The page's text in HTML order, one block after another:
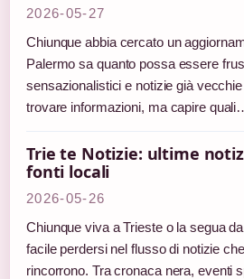
2026-05-27
Chiunque abbia cercato un
Palermo sa quanto possa essere
sensazionalistici e notizie già
trovare informazioni, ma capire
Trie te Notizie: ultime
fonti locali
2026-05-26
Chiunque viva a Trieste o la segua
facile perdersi nel flusso di notizie
rincorrono. Tra cronaca nera, eventi